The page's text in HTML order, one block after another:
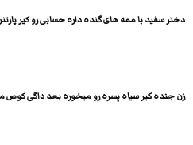
دختر سفید با ممه های گنده داره حسابی رو کیر
زن جنده کیر سیاه پسره رو میخوره بعد داگی کوص